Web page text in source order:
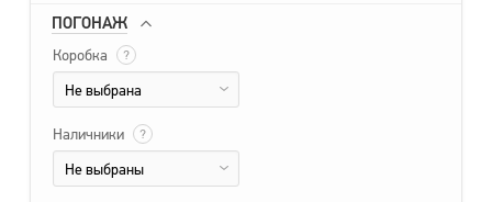
ПОГОНАЖ
Коробка ?
Не выбрана
Наличники ?
Не выбраны